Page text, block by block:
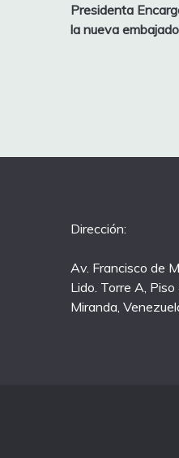
Presidenta
la nueva
Dirección:
Av. Francisco de
Lido. Torre A, Piso
Miranda,